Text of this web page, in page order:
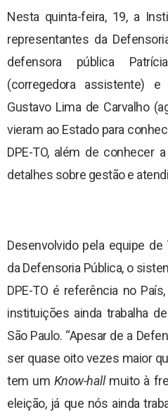
Nesta quinta-feira, 19, a
representantes da
defensora pública
(corregedora assistente)
Gustavo Lima de Carvalho
vieram ao Estado para
DPE-TO, além de conhecer
detalhes sobre gestão e
Desenvolvido pela equipe
da Defensoria Pública, o
DPE-TO é referência no
instituições ainda trabalha
São Paulo. “Apesar de a
ser quase oito vezes maior
tem um Know-hallmuito à
eleição, já que nós ainda